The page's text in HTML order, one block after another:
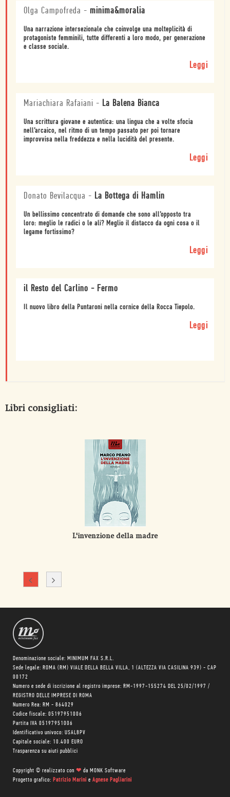
Olga Campofreda - minima&moralia
Una narrazione intersezionale che coinvolge una molteplicità di
protagoniste femminili, tutte differenti a loro modo, per generazione
e classe sociale.
Leggi
Mariachiara Rafaiani - La Balena Bianca
Una scrittura giovane e autentica: una lingua che a volte sfocia
nell’arcaico, nel ritmo di un tempo passato per poi tornare
improvvisa nella freddezza e nella lucidità del presente.
Leggi
Donato Bevilacqua - La Bottega di Hamlin
Un bellissimo concentrato di domande che sono all’opposto tra
loro: meglio le radici o le ali? Meglio il distacco da ogni cosa o il
legame fortissimo?
Leggi
il Resto del Carlino - Fermo
Il nuovo libro della Puntaroni nella cornice della Rocca Tiepolo.
Leggi
Libri consigliati:
L'invenzione della madre
Denominazione sociale: MINIMUM FAX S.R.L.
Sede legale: ROMA (RM) VIALE DELLA BELLA VILLA, 1 (ALTEZZA VIA CASILINA 939) - CAP
00172
Numero e sede di iscrizione al registro imprese: RM-1997-155274 DEL 25/02/1997 /
REGISTRO DELLE IMPRESE DI ROMA
Numero Rea: RM - 864029
Codice fiscale: 05197951006
Partita IVA 05197951006
Identificativo univoco: USAL8PV
Capitale sociale: 10.400 EURO
Trasparenza su aiuti pubblici
Copyright © realizzato con ❤ da MONK Software
Progetto grafico: Patrizio Marini e Agnese Pagliarini